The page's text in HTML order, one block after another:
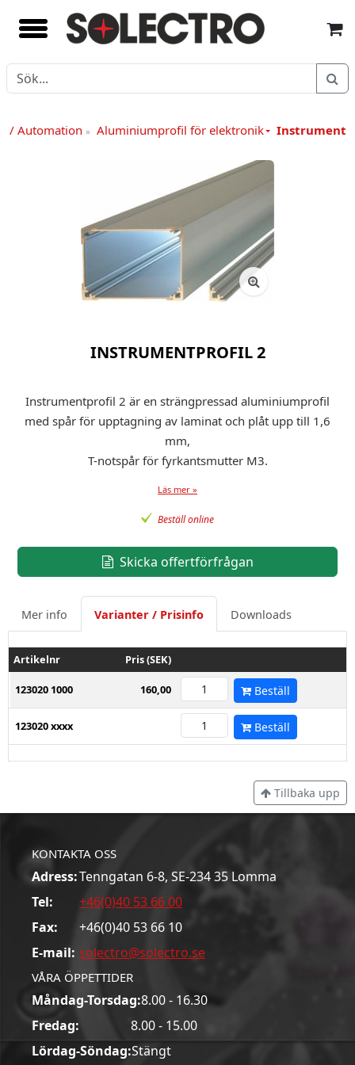
/ Automation » Aluminiumprofil för elektronik
INSTRUMENTPROFIL 2
Instrumentprofil 2 är en strängpressad aluminiumprofil
med spår för upptagning av laminat och plåt upp till 1,6
mm,
T-notspår för fyrkantsmutter M3.
Läs mer »
Beställ online
Skicka offertförfrågan
Mer info Varianter / Prisinfo Downloads
Artikelnr Pris (SEK)
123020 1000 160,00 Beställ
123020 xxxx Beställ
Tillbaka upp
KONTAKTA OSS
Adress:Tenngatan 6-8, SE-234 35 Lomma
Tel:
+46(0)40 53 66 00
Fax:
+46(0)40 53 66 10
E-mail: solectro@solectro.se
VÅRA ÖPPETTIDER
Måndag-Torsdag:8.00 - 16.30
Fredag:
8.00 - 15.00
Lördag-Söndag:Stängt